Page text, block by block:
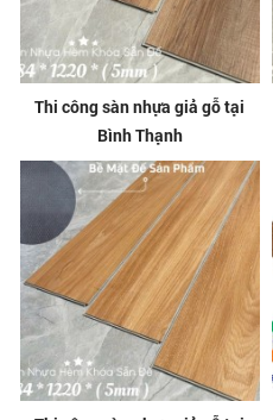
Thi công sàn nhựa giả gỗ tại
Bình Thạnh